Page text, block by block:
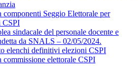
componenti Seggio Elettorale per
CSPI
sindacale del personale docente e
da SNALS – 02/05/2024.
elenchi definitivi elezioni CSPI
commissione elettorale CSPI